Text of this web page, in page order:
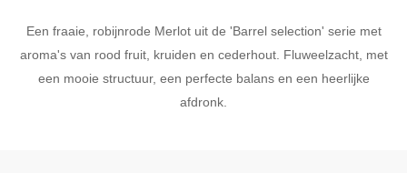
Een fraaie, robijnrode Merlot uit de 'Barrel selection' serie met
aroma's van rood fruit, kruiden en cederhout. Fluweelzacht, met
een mooie structuur, een perfecte balans en een heerlijke
afdronk.